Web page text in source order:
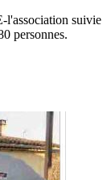
l'association suivie
personnes.